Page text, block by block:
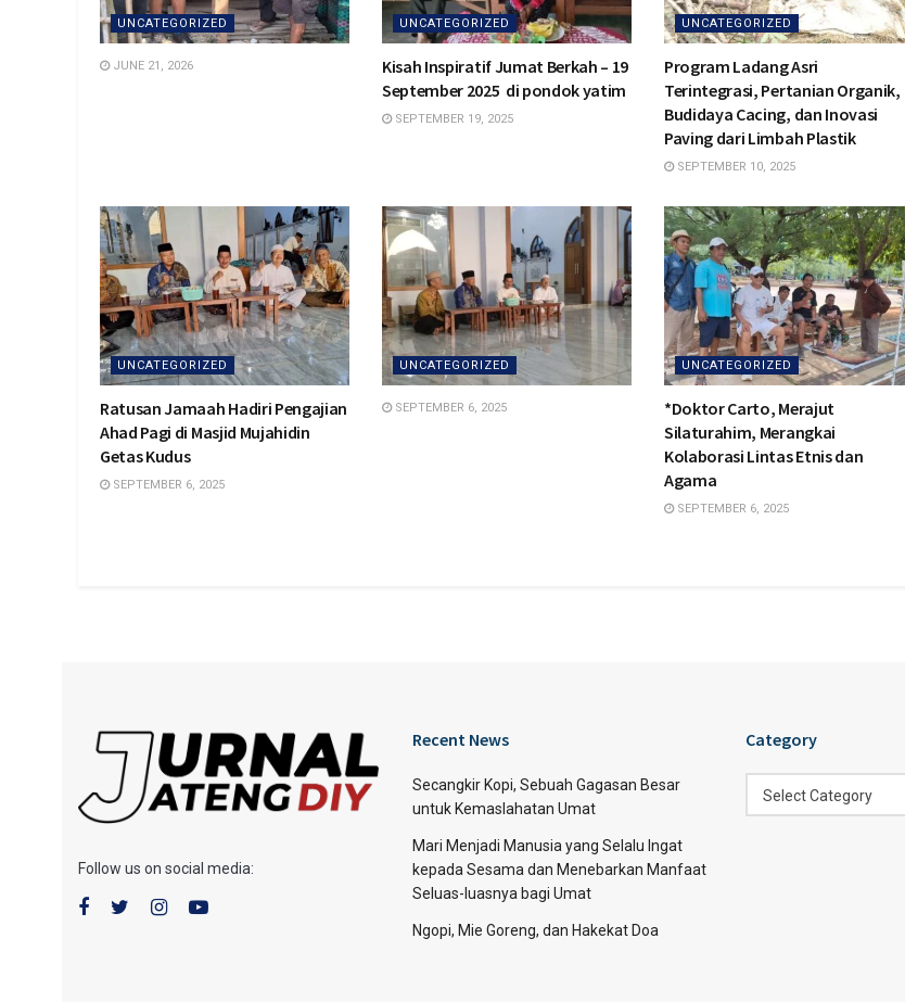
UNCATEGORIZED
JUNE 21, 2026
UNCATEGORIZED
Kisah Inspiratif Jumat Berkah – 19
September 2025 di pondok yatim
SEPTEMBER 19, 2025
UNCATEGORIZED
Program Ladang Asri
Terintegrasi, Pertanian Organik,
Budidaya Cacing, dan Inovasi
Paving dari Limbah Plastik
SEPTEMBER 10, 2025
UNCATEGORIZED
Ratusan Jamaah Hadiri Pengajian
Ahad Pagi di Masjid Mujahidin
Getas Kudus
SEPTEMBER 6, 2025
UNCATEGORIZED
SEPTEMBER 6, 2025
UNCATEGORIZED
*Doktor Carto, Merajut
Silaturahim, Merangkai
Kolaborasi Lintas Etnis dan
Agama
SEPTEMBER 6, 2025
Follow us on social media:
Recent News
Secangkir Kopi, Sebuah Gagasan Besar
untuk Kemaslahatan Umat
Mari Menjadi Manusia yang Selalu Ingat
kepada Sesama dan Menebarkan Manfaat
Seluas-luasnya bagi Umat
Ngopi, Mie Goreng, dan Hakekat Doa
Category
Select Category